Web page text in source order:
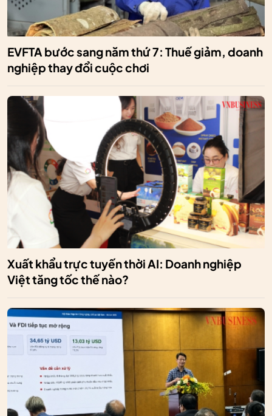
EVFTA bước sang năm thứ 7: Thuế giảm, doanh
nghiệp thay đổi cuộc chơi
Xuất khẩu trực tuyến thời AI: Doanh nghiệp
Việt tăng tốc thế nào?